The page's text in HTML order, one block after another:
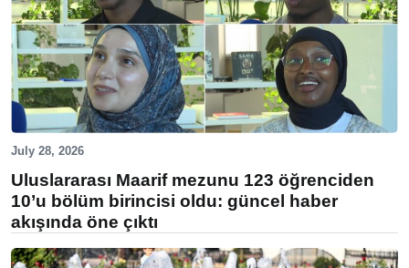
July 28, 2026
Uluslararası Maarif mezunu 123 öğrenciden
10’u bölüm birincisi oldu: güncel haber
akışında öne çıktı